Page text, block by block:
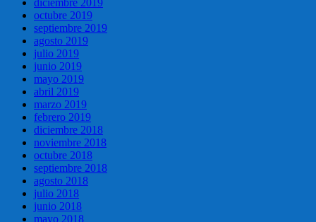
octubre 2019
septiembre 2019
agosto 2019
julio 2019
junio 2019
mayo 2019
abril 2019
marzo 2019
febrero 2019
diciembre 2018
noviembre 2018
octubre 2018
septiembre 2018
agosto 2018
julio 2018
junio 2018
mayo 2018